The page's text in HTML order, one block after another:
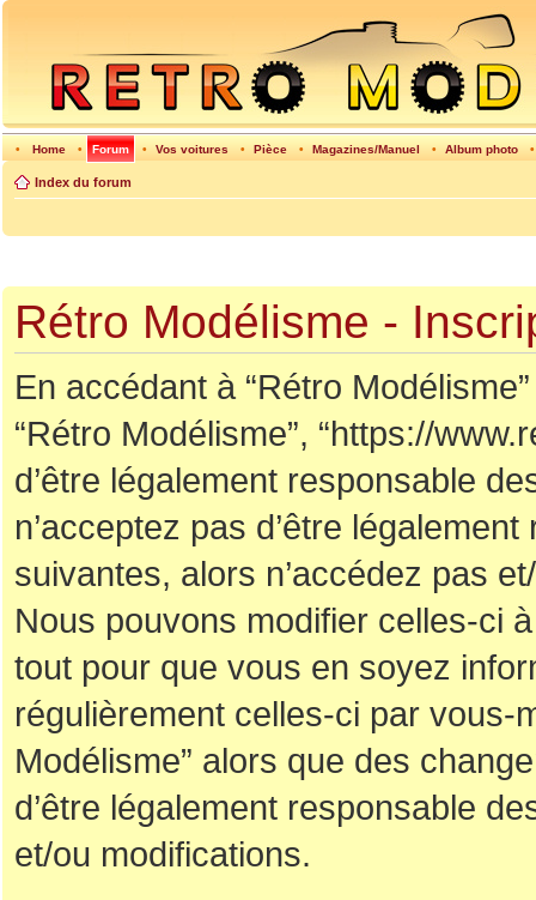
• Home • Forum • Vos voitures • Pièce • Magazines/Manuel • Album photo
Index du forum
Rétro Modélisme -
En accédant à “Rétro
“Rétro Modélisme”, “https://
d’être légalement responsable
n’acceptez pas d’être
suivantes, alors n’accédez pas
Nous pouvons modifier celles-ci
tout pour que vous en soyez
régulièrement celles-ci par vous-
Modélisme” alors que des
d’être légalement responsable
et/ou modifications.